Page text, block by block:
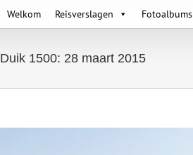
Welkom Reisverslagen Fotoalbums
Duik 1500: 28 maart 2015